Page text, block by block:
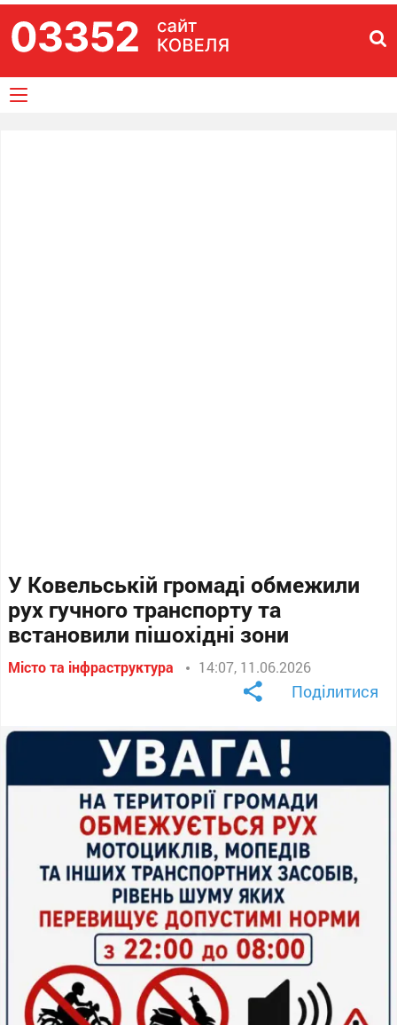
У Ковельській громаді обмежили
рух гучного транспорту та
встановили пішохідні зони
Місто та інфраструктура 14:07, 11.06.2026
Поділитися